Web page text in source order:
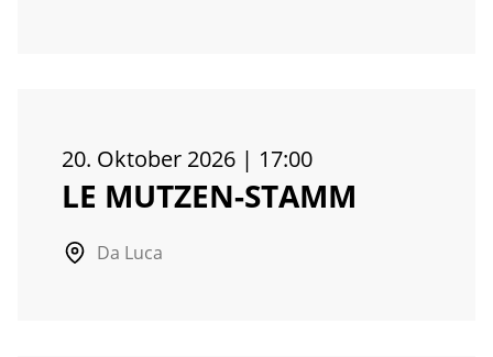
20. Oktober 2026 | 17:00
LE MUTZEN-STAMM
Da Luca